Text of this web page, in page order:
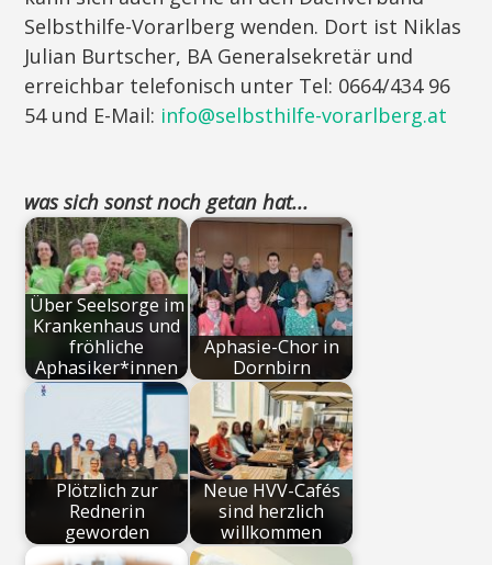
Selbsthilfe-Vorarlberg wenden. Dort ist Niklas
Julian Burtscher, BA Generalsekretär und
erreichbar telefonisch unter Tel: 0664/434 96
54 und E-Mail: info@selbsthilfe-vorarlberg.at
was sich sonst noch getan hat...
Über Seelsorge im
Krankenhaus und
fröhliche
Aphasiker*innen
Aphasie-Chor in
Dornbirn
Plötzlich zur
Rednerin
geworden
Neue HVV-Cafés
sind herzlich
willkommen